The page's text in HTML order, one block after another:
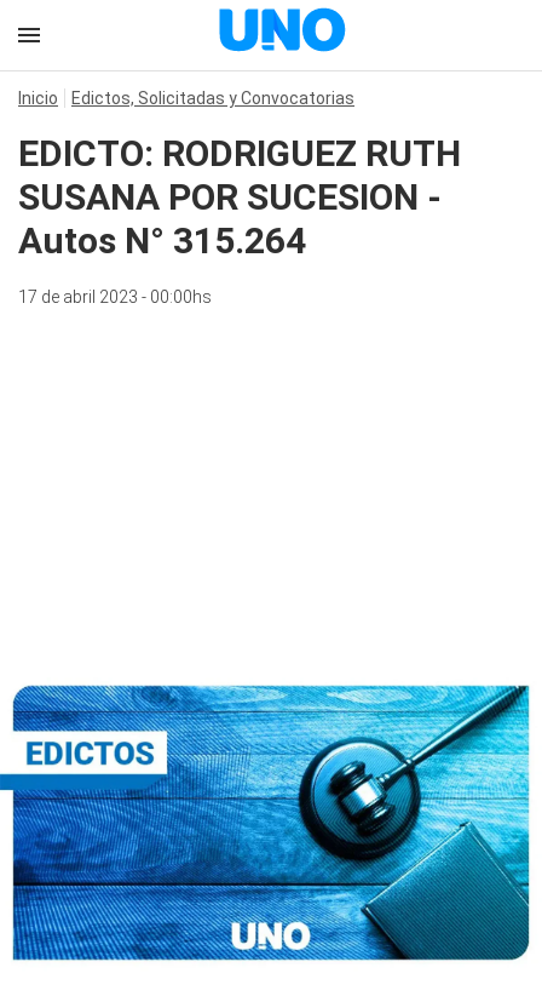
Inicio Edictos, Solicitadas y Convocatorias
EDICTO: RODRIGUEZ RUTH
SUSANA POR SUCESION -
Autos N° 315.264
17 de abril 2023 - 00:00hs